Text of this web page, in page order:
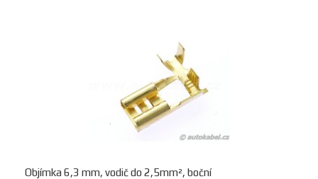
Objímka 6,3 mm, vodič do 2,5mm², boční